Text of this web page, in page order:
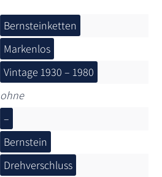
Bernsteinketten
Markenlos
Vintage 1930 – 1980
ohne
–
Bernstein
Drehverschluss